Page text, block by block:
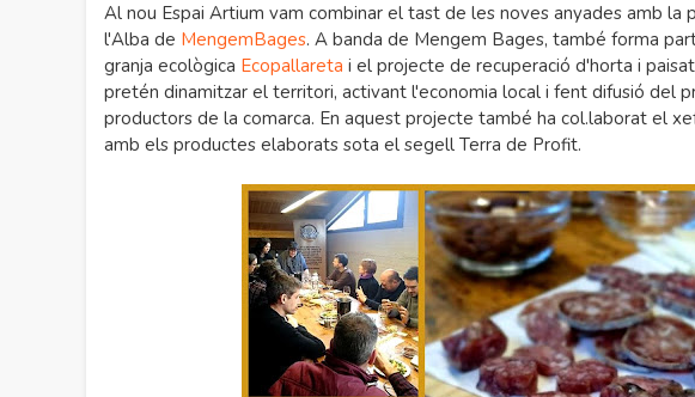
Al nou Espai Artium vam combinar el tast de les noves anyades amb
l'Alba de MengemBages. A banda de Mengem Bages, també forma
granja ecològica Ecopallareta i el projecte de recuperació d'horta i
pretén dinamitzar el territori, activant l'economia local i fent difusió del
productors de la comarca. En aquest projecte també ha col.laborat el
amb els productes elaborats sota el segell Terra de Profit.